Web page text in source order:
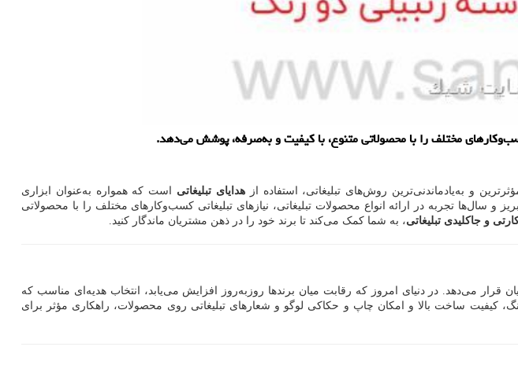
کسب‌وکارهای مختلف را با محصولاتی متنوع، با کیفیت و به‌صرفه، پوشش می‌دهد.
و به‌یادماندنی‌ترین روش‌های تبلیغاتی، استفاده ازهدایای تبلیغاتی است که همواره به‌عنوان ابزاری
و سال‌ها تجربه در ارائه انواع محصولات تبلیغاتی، نیازهای تبلیغاتی کسب‌وکارهای مختلف را با محصولاتی
و جاکلیدی تبلیغاتی، به شما کمک می‌کند تا برند خود را در ذهن مشتریان ماندگار کنید.
قرار می‌دهد. در دنیای امروز که رقابت میان برندها روزبه‌روز افزایش می‌یابد، انتخاب هدیه‌ای مناسب که
کیفیت ساخت بالا و امکان چاپ و حکاکی لوگو و شعارهای تبلیغاتی روی محصولات، راهکاری مؤثر برای